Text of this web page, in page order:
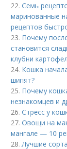
22.Семь
маринованные
рецептов
23. Почему
становится
клубни
24. Кошка
шипят?
25. Почему
незнакомцев и
26.Стресс у
27.Овощи на
мангале — 10
28.Лучшие